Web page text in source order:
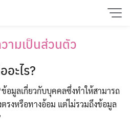
ามเป็นส่วนตัว
ะไร?
อมูลเกี่ยวกับบุคคลซึ่งทำให้สามารถ
รงหรือทางอ้อม แต่ไม่รวมถึงข้อมูล